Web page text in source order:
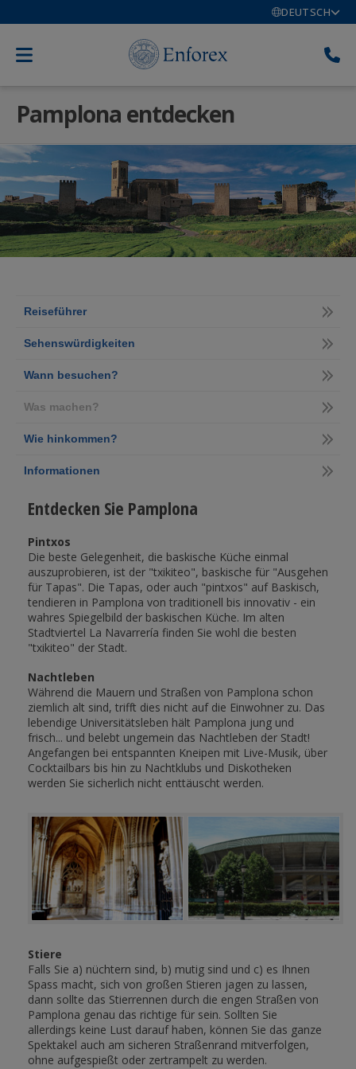
DEUTSCH
Pamplona entdecken
Reiseführer
Sehenswürdigkeiten
Wann besuchen?
Was machen?
Wie hinkommen?
Informationen
Entdecken Sie Pamplona
Pintxos
Die beste Gelegenheit, die baskische Küche einmal
auszuprobieren, ist der "txikiteo", baskische für "Ausgehen
für Tapas". Die Tapas, oder auch "pintxos" auf Baskisch,
tendieren in Pamplona von traditionell bis innovativ - ein
wahres Spiegelbild der baskischen Küche. Im alten
Stadtviertel La Navarrería finden Sie wohl die besten
"txikiteo" der Stadt.
Nachtleben
Während die Mauern und Straßen von Pamplona schon
ziemlich alt sind, trifft dies nicht auf die Einwohner zu. Das
lebendige Universitätsleben hält Pamplona jung und
frisch... und belebt ungemein das Nachtleben der Stadt!
Angefangen bei entspannten Kneipen mit Live-Musik, über
Cocktailbars bis hin zu Nachtklubs und Diskotheken
werden Sie sicherlich nicht enttäuscht werden.
Stiere
Falls Sie a) nüchtern sind, b) mutig sind und c) es Ihnen
Spass macht, sich von großen Stieren jagen zu lassen,
dann sollte das Stierrennen durch die engen Straßen von
Pamplona genau das richtige für sein. Sollten Sie
allerdings keine Lust darauf haben, können Sie das ganze
Spektakel auch am sicheren Straßenrand mitverfolgen,
ohne aufgespießt oder zertrampelt zu werden.